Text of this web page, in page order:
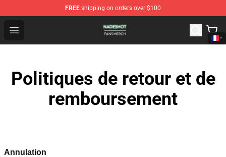
FREE shipping on orders over $100
Open menu
Nadeshot Shop - Official Nadeshot Merchandise Store
Politiques de retour et de
remboursement
Annulation